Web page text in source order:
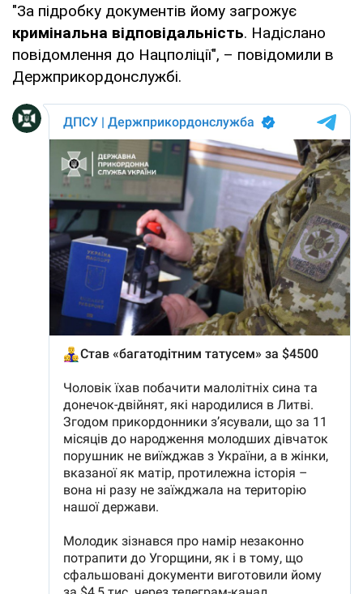
"За підробку документів йому загрожує
кримінальна відповідальність. Надіслано
повідомлення до Нацполіції", – повідомили в
Держприкордонслужбі.